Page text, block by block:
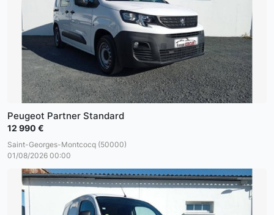
Peugeot Partner Standard
12 990 €
Saint-Georges-Montcocq (50000)
01/08/2026 00:00